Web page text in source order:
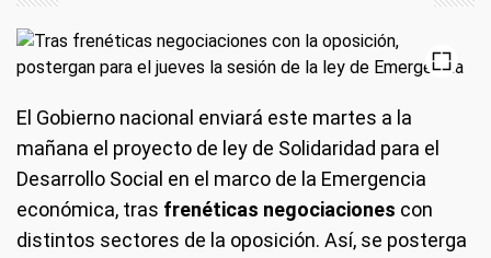
El Gobierno nacional enviará este martes a la
mañana el proyecto de ley de Solidaridad para el
Desarrollo Social en el marco de la Emergencia
económica, tras frenéticas negociaciones con
distintos sectores de la oposición. Así, se posterga